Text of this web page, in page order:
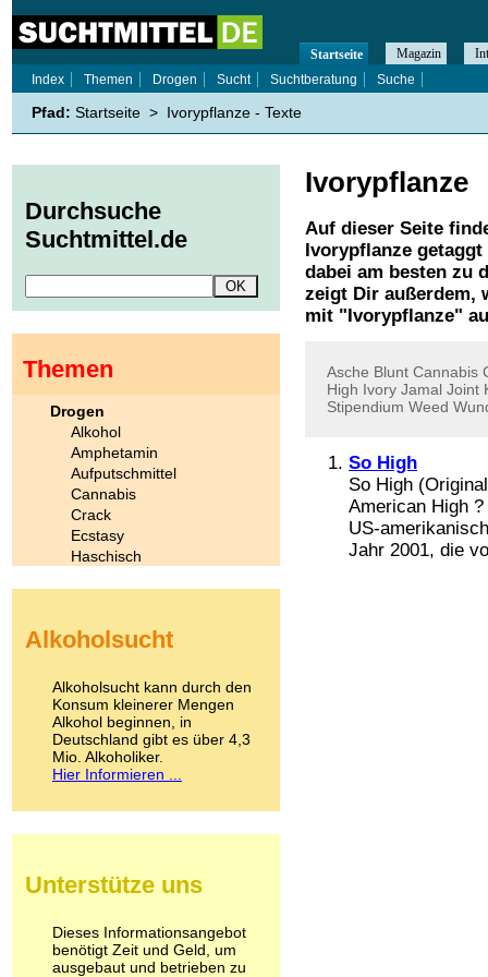
Ivorypflanze
Auf dieser Seite
Ivorypflanze getaggt
dabei am besten zu
zeigt Dir außerdem,
mit " Ivorypflanze"
Asche Blunt Cannabis
High Ivory Jamal Joint
Stipendium Weed
So High
So High
American High
US-
Jahr 2001, die
Startseite Magazin
Index
Themen Drogen Sucht Suchtberatung Suche
Pfad: Startseite > Ivorypflanze - Texte
Durchsuche
Suchtmittel.de
Themen
Drogen
Alkohol
Amphetamin
Aufputschmittel
Cannabis
Crack
Ecstasy
Haschisch
Kokain
LSD
Marihuana
Medikamente
Meskalin
Metamphetamin
Methadon
Pilze
Psychopharmaka
Schlafmittel
Schmerzmittel
Alkoholsucht
Alkoholsucht kann durch den
Konsum kleinerer Mengen
Alkohol beginnen, in
Deutschland gibt es über 4,3
Mio. Alkoholiker.
Hier Informieren ...
Unterstütze uns
Dieses Informationsangebot
benötigt Zeit und Geld, um
ausgebaut und betrieben zu